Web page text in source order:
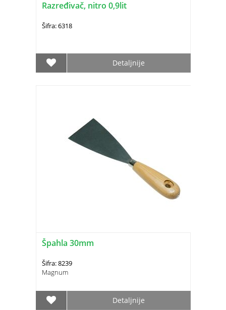
Razređivač, nitro 0,9lit
Šifra: 6318
Detaljnije
Špahla 30mm
Šifra: 8239
Magnum
Detaljnije